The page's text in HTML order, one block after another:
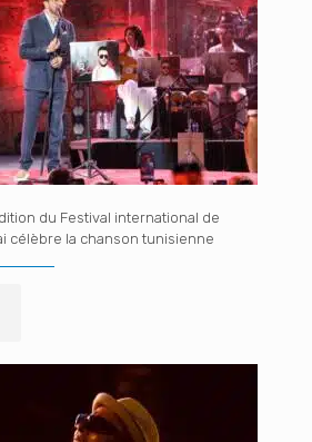
du Festival international de
célèbre la chanson tunisienne